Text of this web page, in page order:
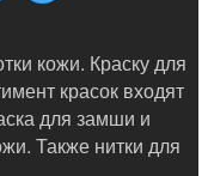
кожи. Краску для
красок входят
для замши и
Также нитки для